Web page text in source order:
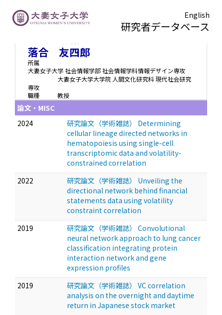
English
研究者データベース
落合 友四郎
所属
大妻女子大学 社会情報学部 社会情報学科情報デザイン専攻
大妻女子大学大学院 人間文化研究科 現代社会研究
専攻
職種
教授
論文・MISC
2024
研究論文（学術雑誌） Determining
cellular lineage directed networks in
hematopoiesis using single-cell
transcriptomic data and volatility-
constrained correlation
2022
研究論文（学術雑誌） Unveiling the
directional network behind financial
statements data using volatility
constraint correlation
2019
研究論文（学術雑誌） Convolutional
neural network approach to lung cancer
classification integrating protein
interaction network and gene
expression profiles
2019
研究論文（学術雑誌） VC correlation
analysis on the overnight and daytime
return in Japanese stock market